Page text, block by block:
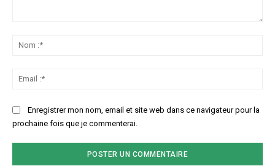
Enregistrer mon nom, email et site web dans ce navigateur pour la
prochaine fois que je commenterai.